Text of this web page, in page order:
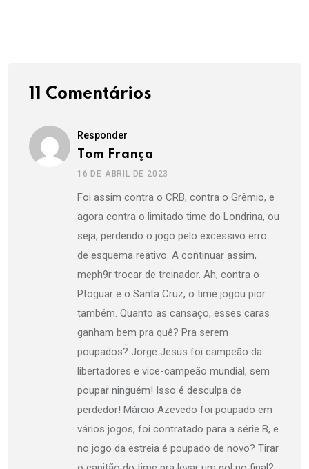
11 Comentários
Responder
Tom França
16 DE ABRIL DE 2023
Foi assim contra o CRB, contra o Grêmio, e
agora contra o limitado time do Londrina, ou
seja, perdendo o jogo pelo excessivo erro
de esquema reativo. A continuar assim,
meph9r trocar de treinador. Ah, contra o
Ptoguar e o Santa Cruz, o time jogou pior
também. Quanto as cansaço, esses caras
ganham bem pra quê? Pra serem
poupados? Jorge Jesus foi campeão da
libertadores e vice-campeão mundial, sem
poupar ninguém! Isso é desculpa de
perdedor! Márcio Azevedo foi poupado em
vários jogos, foi contratado para a série B, e
no jogo da estreia é poupado de novo? Tirar